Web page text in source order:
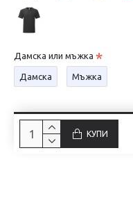
Дамска или мъжка
Дамска Мъжка
КУПИ